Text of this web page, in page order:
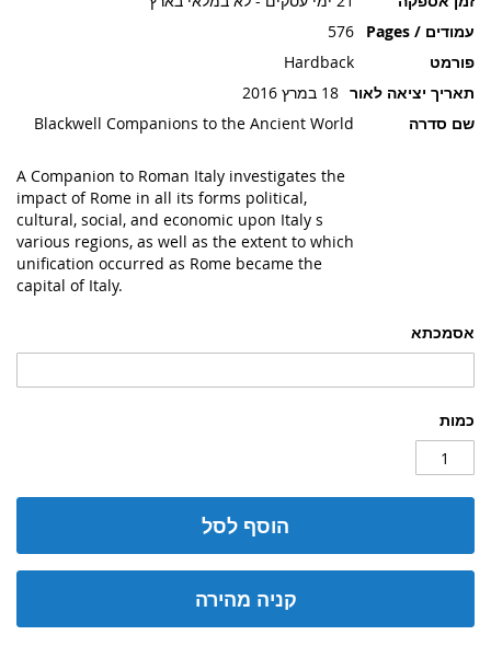
אסמכתא
כמות
הוסף לסל
קניה מהירה
עמודים / Pages
576
פורמט
Hardback
תאריך יציאה לאור 18 במרץ 2016
שם סדרה
Blackwell Companions to the Ancient World
A Companion to Roman Italy investigates the
impact of Rome in all its forms political,
cultural, social, and economic upon Italy s
various regions, as well as the extent to which
unification occurred as Rome became the
capital of Italy.